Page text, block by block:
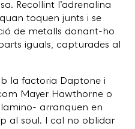
Recollint l’adrenalina
toquen junts i se
de metalls donant-ho
iguals, capturades al
la factoria Daptone i
Mayer Hawthorne o
arranquen en
al soul. I cal no oblidar